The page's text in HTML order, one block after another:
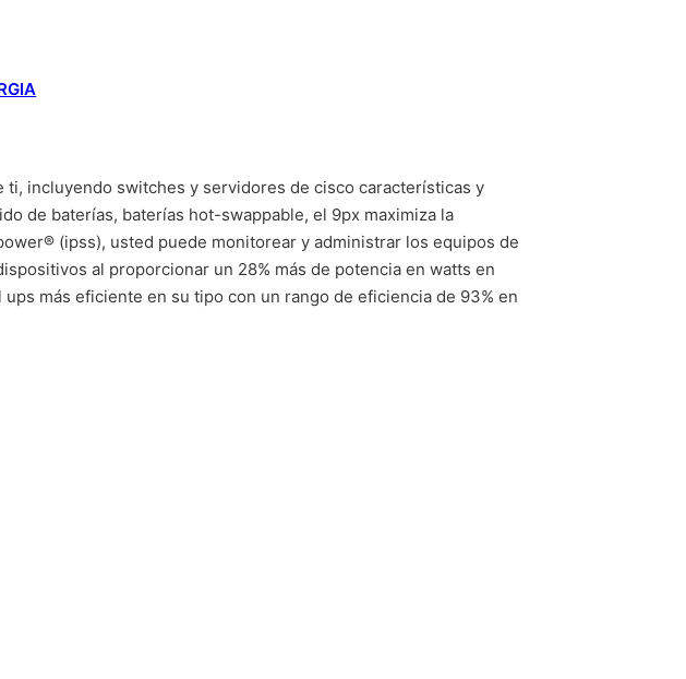
incluyendo switches y servidores de cisco características y
de baterías, baterías hot-swappable, el 9px maximiza la
(ipss), usted puede monitorear y administrar los equipos de
al proporcionar un 28% más de potencia en watts en
más eficiente en su tipo con un rango de eficiencia de 93% en